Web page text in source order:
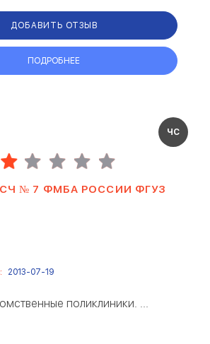
ДОБАВИТЬ ОТЗЫВ
ПОДРОБНЕЕ
ЧС
№ 7 ФМБА РОССИИ ФГУЗ
2013-07-19
поликлиники. ...